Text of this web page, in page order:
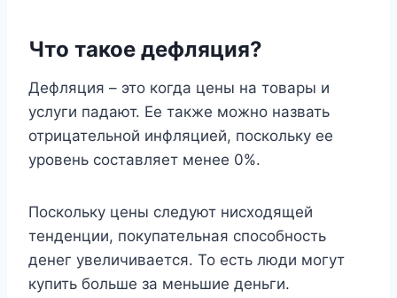
Что такое дефляция?
Дефляция – это когда цены на товары и
услуги падают. Ее также можно назвать
отрицательной инфляцией, поскольку ее
уровень составляет менее 0%.
Поскольку цены следуют нисходящей
тенденции, покупательная способность
денег увеличивается. То есть люди могут
купить больше за меньшие деньги.